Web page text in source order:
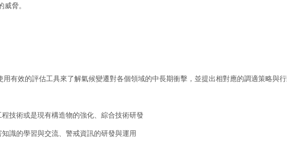
脅。
有效的評估工具來了解氣候變遷對各個領域的中長期衝擊，並提出相對應的調適策略與行
技術或是現有構造物的強化、綜合技術研發
識的學習與交流、警戒資訊的研發與運用